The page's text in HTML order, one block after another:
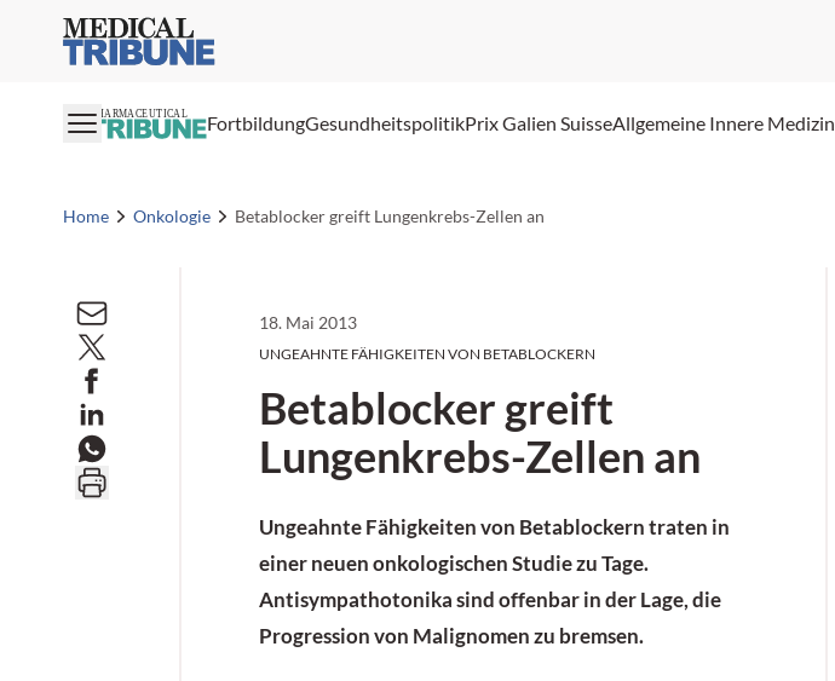
Medical Tribune
PHARMACEUTICAL FortbildungGesundheitspolitikPrix Galien SuisseAllgemeine Innere Medizin
Home Onkologie Betablocker greift Lungenkrebs-Zellen an
18. Mai 2013
UNGEAHNTE FÄHIGKEITEN VON BETABLOCKERN
Betablocker greift
Lungenkrebs-Zellen an
Ungeahnte Fähigkeiten von Betablockern traten in
einer neuen onkologischen Studie zu Tage.
Antisympathotonika sind offenbar in der Lage, die
Progression von Malignomen zu bremsen.